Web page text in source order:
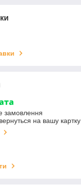
замовлення
на вашу картку